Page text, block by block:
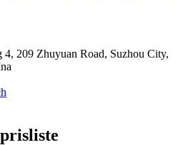
209 Zhuyuan Road, Suzhou City,